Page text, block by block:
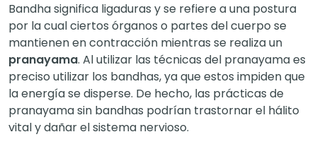
Bandha significa ligaduras y se refiere a una postura
por la cual ciertos órganos o partes del cuerpo se
mantienen en contracción mientras se realiza un
pranayama. Al utilizar las técnicas del pranayama es
preciso utilizar los bandhas, ya que estos impiden que
la energía se disperse. De hecho, las prácticas de
pranayama sin bandhas podrían trastornar el hálito
vital y dañar el sistema nervioso.